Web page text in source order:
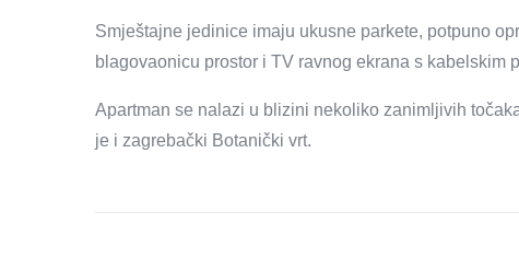
Smještajne jedinice imaju ukusne parkete, potpuno
blagovaonicu prostor i TV ravnog ekrana s kabelskim
Apartman se nalazi u blizini nekoliko zanimljivih
je i zagrebački Botanički vrt.